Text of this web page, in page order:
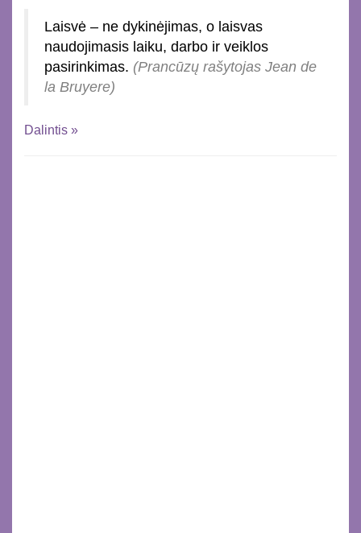
Laisvė – ne dykinėjimas, o laisvas
naudojimasis laiku, darbo ir veiklos
pasirinkimas. (Prancūzų rašytojas Jean de
la Bruyere)
Dalintis »